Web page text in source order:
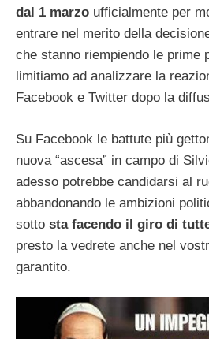
dal 1 marzo ufficialmente per
entrare nel merito della
che stanno riempiendo le prime
limitiamo ad analizzare la
Facebook e Twitter dopo la
Su Facebook le battute più
nuova “ascesa” in campo di
adesso potrebbe candidarsi al
abbandonando le ambizioni
sotto sta facendo il giro di
presto la vedrete anche nel
garantito.